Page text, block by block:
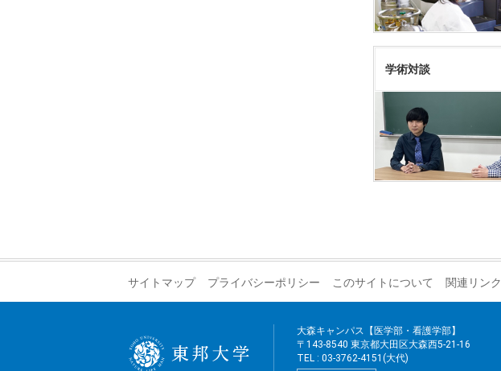
学術対談
サイトマップ プライバシーポリシー このサイトについて 関連リンク
大森キャンパス【医学部・看護学部】
〒143-8540 東京都大田区大森西5-21-16
TEL : 03-3762-4151(大代)